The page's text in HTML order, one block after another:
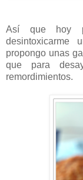
Así que hoy
propongo unas
que para
remordimientos.